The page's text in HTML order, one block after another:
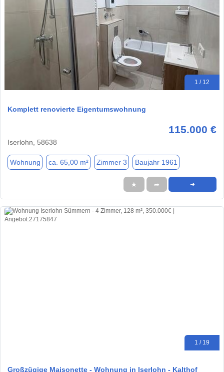
1 / 12
Komplett renovierte Eigentumswohnung
115.000 €
Iserlohn, 58638
Wohnung ca. 65,00 m² Zimmer 3 Baujahr 1961
★ ➦ ➜
1 / 19
Großzügige Maisonette - Wohnung in Iserlohn - Kalthof